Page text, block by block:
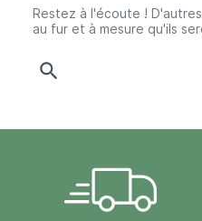
Restez à l'écoute !
au fur et à mesure qu'ils
search